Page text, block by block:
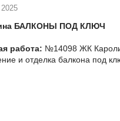
БАЛКОНЫ ПОД КЛЮЧ
работа: №14098 ЖК
и отделка балкона под